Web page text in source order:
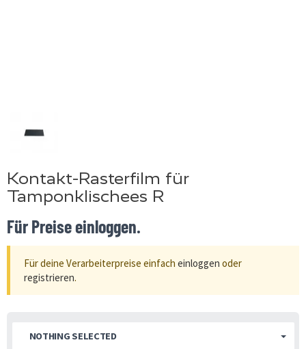
Kontakt-Rasterfilm für
Tamponklischees R
Für Preise einloggen.
Für deine Verarbeiterpreise einfach einloggen oder
registrieren.
NOTHING SELECTED